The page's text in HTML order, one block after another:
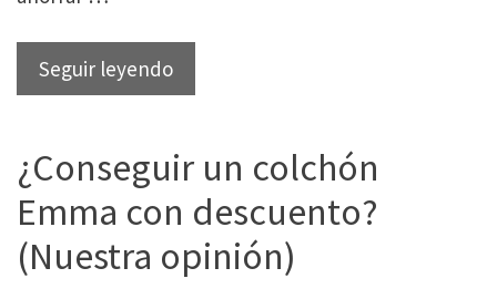
Seguir leyendo9
Apps
para
ahorrar
dinero
sin
que
¿Conseguir un colchón
Emma con descuento?
(Nuestra opinión)